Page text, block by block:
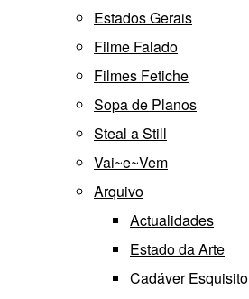
Estados Gerais
Filme Falado
Filmes Fetiche
Sopa de Planos
Steal a Still
Vai~e~Vem
Arquivo
Actualidades
Estado da Arte
Cadáver Esquisito